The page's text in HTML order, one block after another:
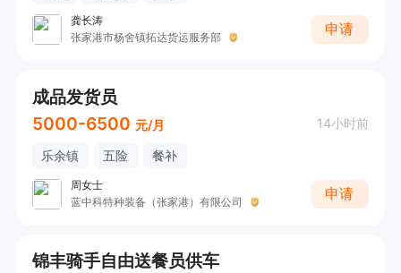
龚长涛
张家港市杨舍镇拓达货运服务部
申请
成品发货员
5000-6500 元/月 14小时前
乐余镇 五险 餐补
周女士
蓝中科特种装备（张家港）有限公司
申请
锦丰骑手自由送餐员供车